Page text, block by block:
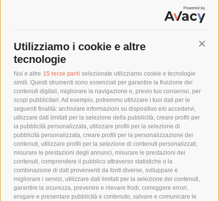
Utilizziamo i cookie e altre
tecnologie
Noi e altre 15 terze parti selezionate utilizziamo cookie e tecnologie
simili. Questi strumenti sono essenziali per garantire la fruizione dei
contenuti digitali, migliorare la navigazione e, previo tuo consenso, per
scopi pubblicitari. Ad esempio, potremmo utilizzare i tuoi dati per le
seguenti finalità: archiviare informazioni su dispositivo e/o accedervi,
utilizzare dati limitati per la selezione della pubblicità, creare profili per
la pubblicità personalizzata, utilizzare profili per la selezione di
pubblicità personalizzata, creare profili per la personalizzazione dei
contenuti, utilizzare profili per la selezione di contenuti personalizzati,
misurare le prestazioni degli annunci, misurare le prestazioni dei
contenuti, comprendere il pubblico attraverso statistiche o la
combinazione di dati provenienti da fonti diverse, sviluppare e
migliorare i servizi, utilizzare dati limitati per la selezione dei contenuti,
garantire la sicurezza, prevenire e rilevare frodi, correggere errori,
erogare e presentare pubblicità e contenuto, salvare e comunicare le
SPEDIZIONI
COSTI DI SPEDIZIONE
POLITICA DI RESO
POLICY
PRIVACY POLICY
COOKIE POLICY
PAGAMENTI SICURI
AZIENDA